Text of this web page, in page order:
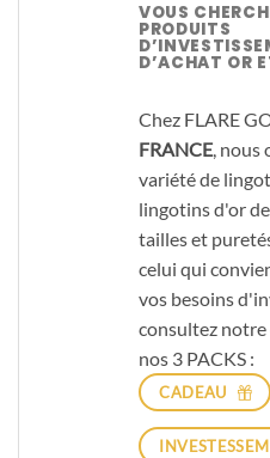
VOUS
PRODUITS
D’ACHAT OR
Chez FLARE
FRANCE, nous
variété de
lingotins d'or
tailles et
celui qui
vos besoins
consultez
nos 3 PACKS :
CADEAU